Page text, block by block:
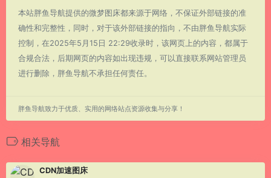
本站胖鱼导航提供的微梦图床都来源于网络，不保证外部链接的准
确性和完整性，同时，对于该外部链接的指向，不由胖鱼导航实际
控制，在2025年5月15日 22:29收录时，该网页上的内容，都属于
合规合法，后期网页的内容如出现违规，可以直接联系网站管理员
进行删除，胖鱼导航不承担任何责任。
胖鱼导航致力于优质、实用的网络站点资源收集与分享！
相关导航
CDN加速图床